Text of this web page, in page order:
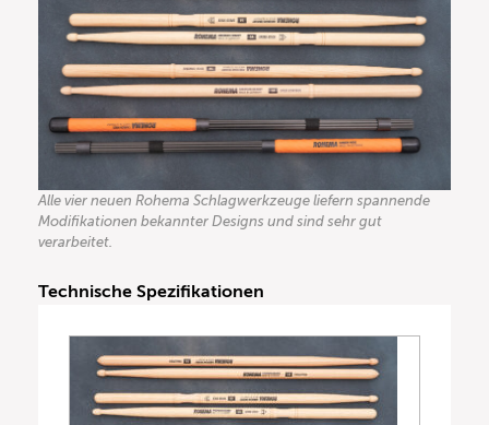
Alle vier neuen Rohema Schlagwerkzeuge liefern spannende
Modifikationen bekannter Designs und sind sehr gut
verarbeitet.
Technische Spezifikationen